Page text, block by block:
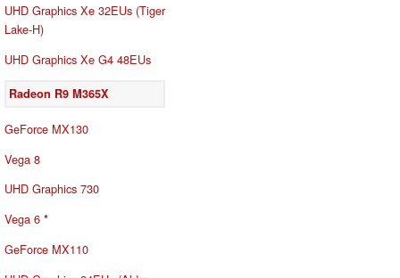
UHD Graphics Xe 32EUs (Tiger
Lake-H)
UHD Graphics Xe G4 48EUs
Radeon R9 M365X
GeForce MX130
Vega 8
UHD Graphics 730
Vega 6 *
GeForce MX110